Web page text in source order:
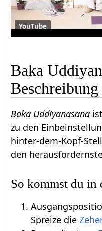
YouTube
Baka
Beschreibung
Baka Uddiyanasana
zu den
hinter-dem-Kopf-
den
So kommst du in
Spreize die